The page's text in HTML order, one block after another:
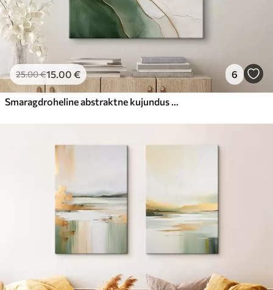
25.00€15.00 € 6
Smaragdroheline abstraktne kujundus peenete kollaste joontega